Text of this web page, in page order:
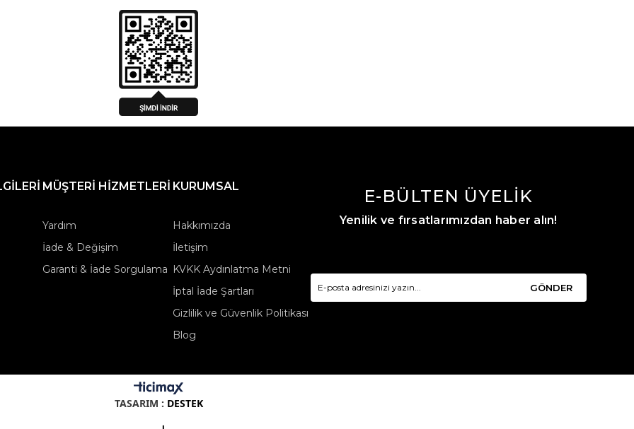
MÜŞTERİ HİZMETLERİ
Yardım
İade & Değişim
Garanti & İade Sorgulama
KURUMSAL
Hakkımızda
İletişim
KVKK Aydınlatma Metni
İptal İade Şartları
Gizlilik ve Güvenlik Politikası
Blog
E-BÜLTEN ÜYELİK
Yenilik ve fırsatlarımızdan haber alın!
GÖNDER
TASARIM : DESTEK